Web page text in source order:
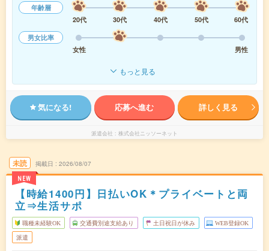
年齢層
20代
30代 40代 50代
60代
男女比率
女性
男性
もっと見る
気になる! 応募へ進む 詳しく見る
派遣会社 株式会社ニッソーネット
未読
NEW
掲載日 2026/08/07
【時給1400円】日払いOK＊プライベートと両
立⇒生活サポ
職種未経験OK 交通費別途支給あり 土日祝日が休み WEB登録OK
派遣